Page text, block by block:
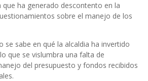
que ha generado descontento en la
sobre el manejo de los
se sabe en qué la alcaldia ha invertido
que se vislumbra una falta de
del presupuesto y fondos recibidos